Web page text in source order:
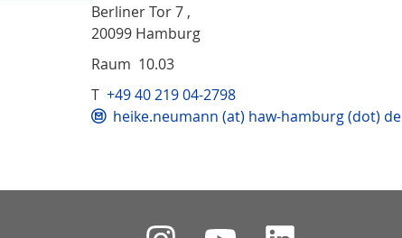
Berliner Tor 7 ,
20099 Hamburg
Raum 10.03
T +49 40 219 04-2798
heike.neumann (at) haw-hamburg (dot) de